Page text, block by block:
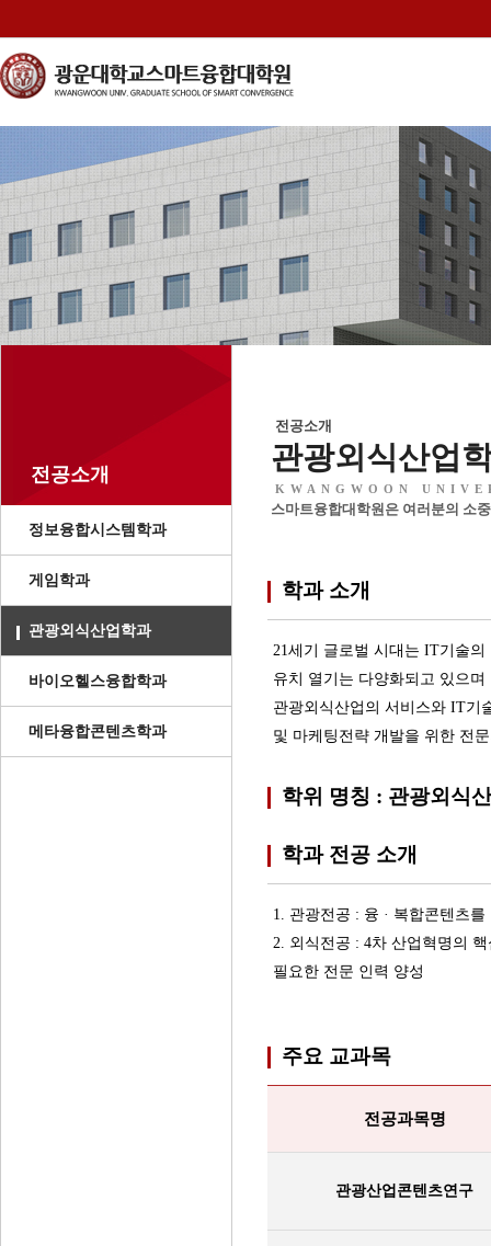
전공소개
정보융합시스템학과
게임학과
관광외식산업학과
바이오헬스융합학과
메타융합콘텐츠학과
전공소개
관광외식산업
KWANGWOON
스마트융합대학원은 여러분의 소
학과 소개
21세기 글로벌 시대는 IT기술
유치 열기는 다양화되고 있으
관광외식산업의 서비스와 IT기
및 마케팅전략 개발을 위한 전
학위 명칭 : 관광외식
학과 전공 소개
1. 관광전공 : 융 · 복합콘텐츠
2. 외식전공 : 4차 산업혁명의
필요한 전문 인력 양성
주요 교과목
전공과목명
관광산업콘텐츠연구